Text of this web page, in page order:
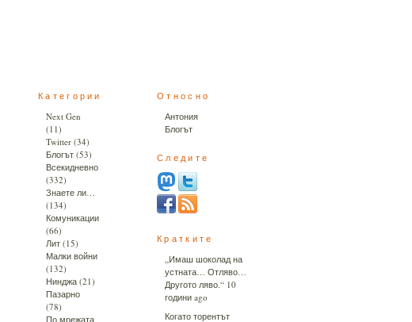
Категории
Next Gen
(11)
Twitter (34)
Блогът (53)
Всекидневно
(332)
Знаете ли…
(134)
Комуникации
(66)
Лит (15)
Малки войни
(132)
Нинджа (21)
Пазарно
(78)
По мрежата
Относно
Антония
Блогът
Следите
Кратките
„Имаш шоколад на
устната… Отляво…
Другото ляво.“ 10
години ago
Когато торентът